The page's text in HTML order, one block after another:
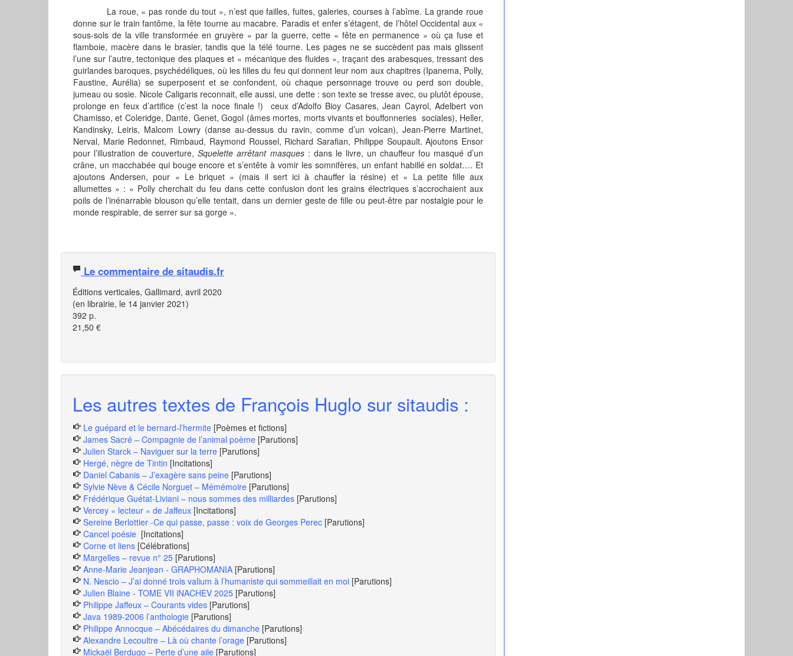
La roue, « pas ronde du tout », n’est que failles, fuites, galeries, courses à l’abîme. La grande roue
donne sur le train fantôme, la fête tourne au macabre. Paradis et enfer s’étagent, de l’hôtel Occidental aux «
sous-sols de la ville transformée en gruyère » par la guerre, cette « fête en permanence » où ça fuse et
flamboie, macère dans le brasier, tandis que la télé tourne. Les pages ne se succèdent pas mais glissent
l’une sur l’autre, tectonique des plaques et « mécanique des fluides », traçant des arabesques, tressant des
guirlandes baroques, psychédéliques, où les filles du feu qui donnent leur nom aux chapitres (Ipanema, Polly,
Faustine, Aurélia) se superposent et se confondent, où chaque personnage trouve ou perd son double,
jumeau ou sosie. Nicole Caligaris reconnait, elle aussi, une dette : son texte se tresse avec, ou plutôt épouse,
prolonge en feux d’artifice (c’est la noce finale !) ceux d’Adolfo Bioy Casares, Jean Cayrol, Adelbert von
Chamisso, et Coleridge, Dante, Genet, Gogol (âmes mortes, morts vivants et bouffonneries sociales), Heller,
Kandinsky, Leiris, Malcom Lowry (danse au-dessus du ravin, comme d’un volcan), Jean-Pierre Martinet,
Nerval, Marie Redonnet, Rimbaud, Raymond Roussel, Richard Sarafian, Philippe Soupault. Ajoutons Ensor
pour l’illustration de couverture,Squelette arrêtant masques: dans le livre, un chauffeur fou masqué d’un
crâne, un macchabée qui bouge encore et s’entête à vomir les somnifères, un enfant habillé en soldat…. Et
ajoutons Andersen, pour « Le briquet » (mais il sert ici à chauffer la résine) et « La petite fille aux
allumettes » : « Polly cherchait du feu dans cette confusion dont les grains électriques s’accrochaient aux
poils de l’inénarrable blouson qu’elle tentait, dans un dernier geste de fille ou peut-être par nostalgie pour le
monde respirable, de serrer sur sa gorge ».
Le commentaire de sitaudis.fr
Éditions verticales, Gallimard, avril 2020
(en librairie, le 14 janvier 2021)
392 p.
21,50 €
Les autres textes de François Huglo sur sitaudis :
Le guépard et le bernard-l’hermite [Poèmes et fictions]
James Sacré – Compagnie de l’animal poème [Parutions]
Julien Starck – Naviguer sur la terre [Parutions]
Hergé, nègre de Tintin [Incitations]
Daniel Cabanis – J’exagère sans peine [Parutions]
Sylvie Nève & Cécile Norguet – Mémémoire [Parutions]
Frédérique Guétat-Liviani – nous sommes des milliardes [Parutions]
Vercey « lecteur » de Jaffeux [Incitations]
Sereine Berlottier -Ce qui passe, passe : voix de Georges Perec [Parutions]
Cancel poésie [Incitations]
Corne et liens [Célébrations]
Margelles – revue n° 25 [Parutions]
Anne-Marie Jeanjean - GRAPHOMANIA [Parutions]
N. Nescio – J’ai donné trois valium à l’humaniste qui sommeillait en moi [Parutions]
Julien Blaine - TOME VII iNACHEV 2025 [Parutions]
Philippe Jaffeux – Courants vides [Parutions]
Java 1989-2006 l’anthologie [Parutions]
Philippe Annocque – Abécédaires du dimanche [Parutions]
Alexandre Lecoultre – Là où chante l’orage [Parutions]
Mickaël Berdugo – Perte d’une aile [Parutions]